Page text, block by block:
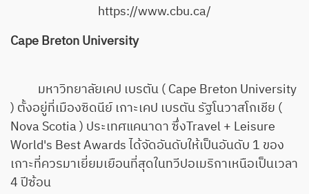
https://www.cbu.ca/
Cape Breton University
มหาวิทยาลัยเคป เบรตัน ( Cape Breton University
) ตั้งอยู่ที่เมืองซิดนีย์ เกาะเคป เบรตัน รัฐโนวาสโกเชีย (
Nova Scotia ) ประเทศแคนาดา ซึ่งTravel + Leisure
World's Best Awards ได้จัดอันดับให้เป็นอันดับ 1 ของ
เกาะที่ควรมาเยี่ยมเยือนที่สุดในทวีปอเมริกาเหนือเป็นเวลา
4 ปีซ้อน